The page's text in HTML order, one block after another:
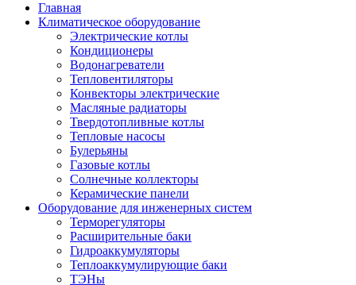
Главная
Климатическое оборудование
Электрические котлы
Кондиционеры
Водонагреватели
Тепловентиляторы
Конвекторы электрические
Масляные радиаторы
Твердотопливные котлы
Тепловые насосы
Булерьяны
Газовые котлы
Солнечные коллекторы
Керамические панели
Оборудование для инженерных систем
Терморегуляторы
Расширительные баки
Гидроаккумуляторы
Теплоаккумулирующие баки
ТЭНы